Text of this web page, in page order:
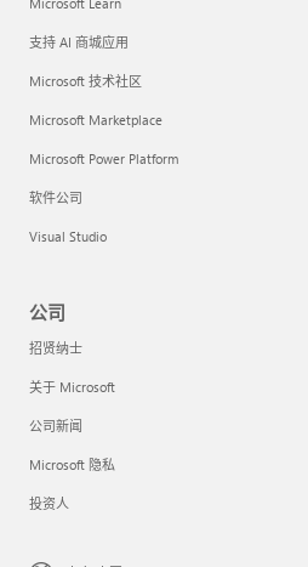
支持 AI 商城应用
Microsoft 技术社区
Microsoft Marketplace
Microsoft Power Platform
软件公司
Visual Studio
公司
招贤纳士
关于 Microsoft
公司新闻
Microsoft 隐私
投资人